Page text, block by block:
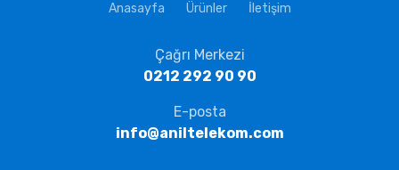
Anasayfa Ürünler İletişim
Çağrı Merkezi
0212 292 90 90
E-posta
info@aniltelekom.com